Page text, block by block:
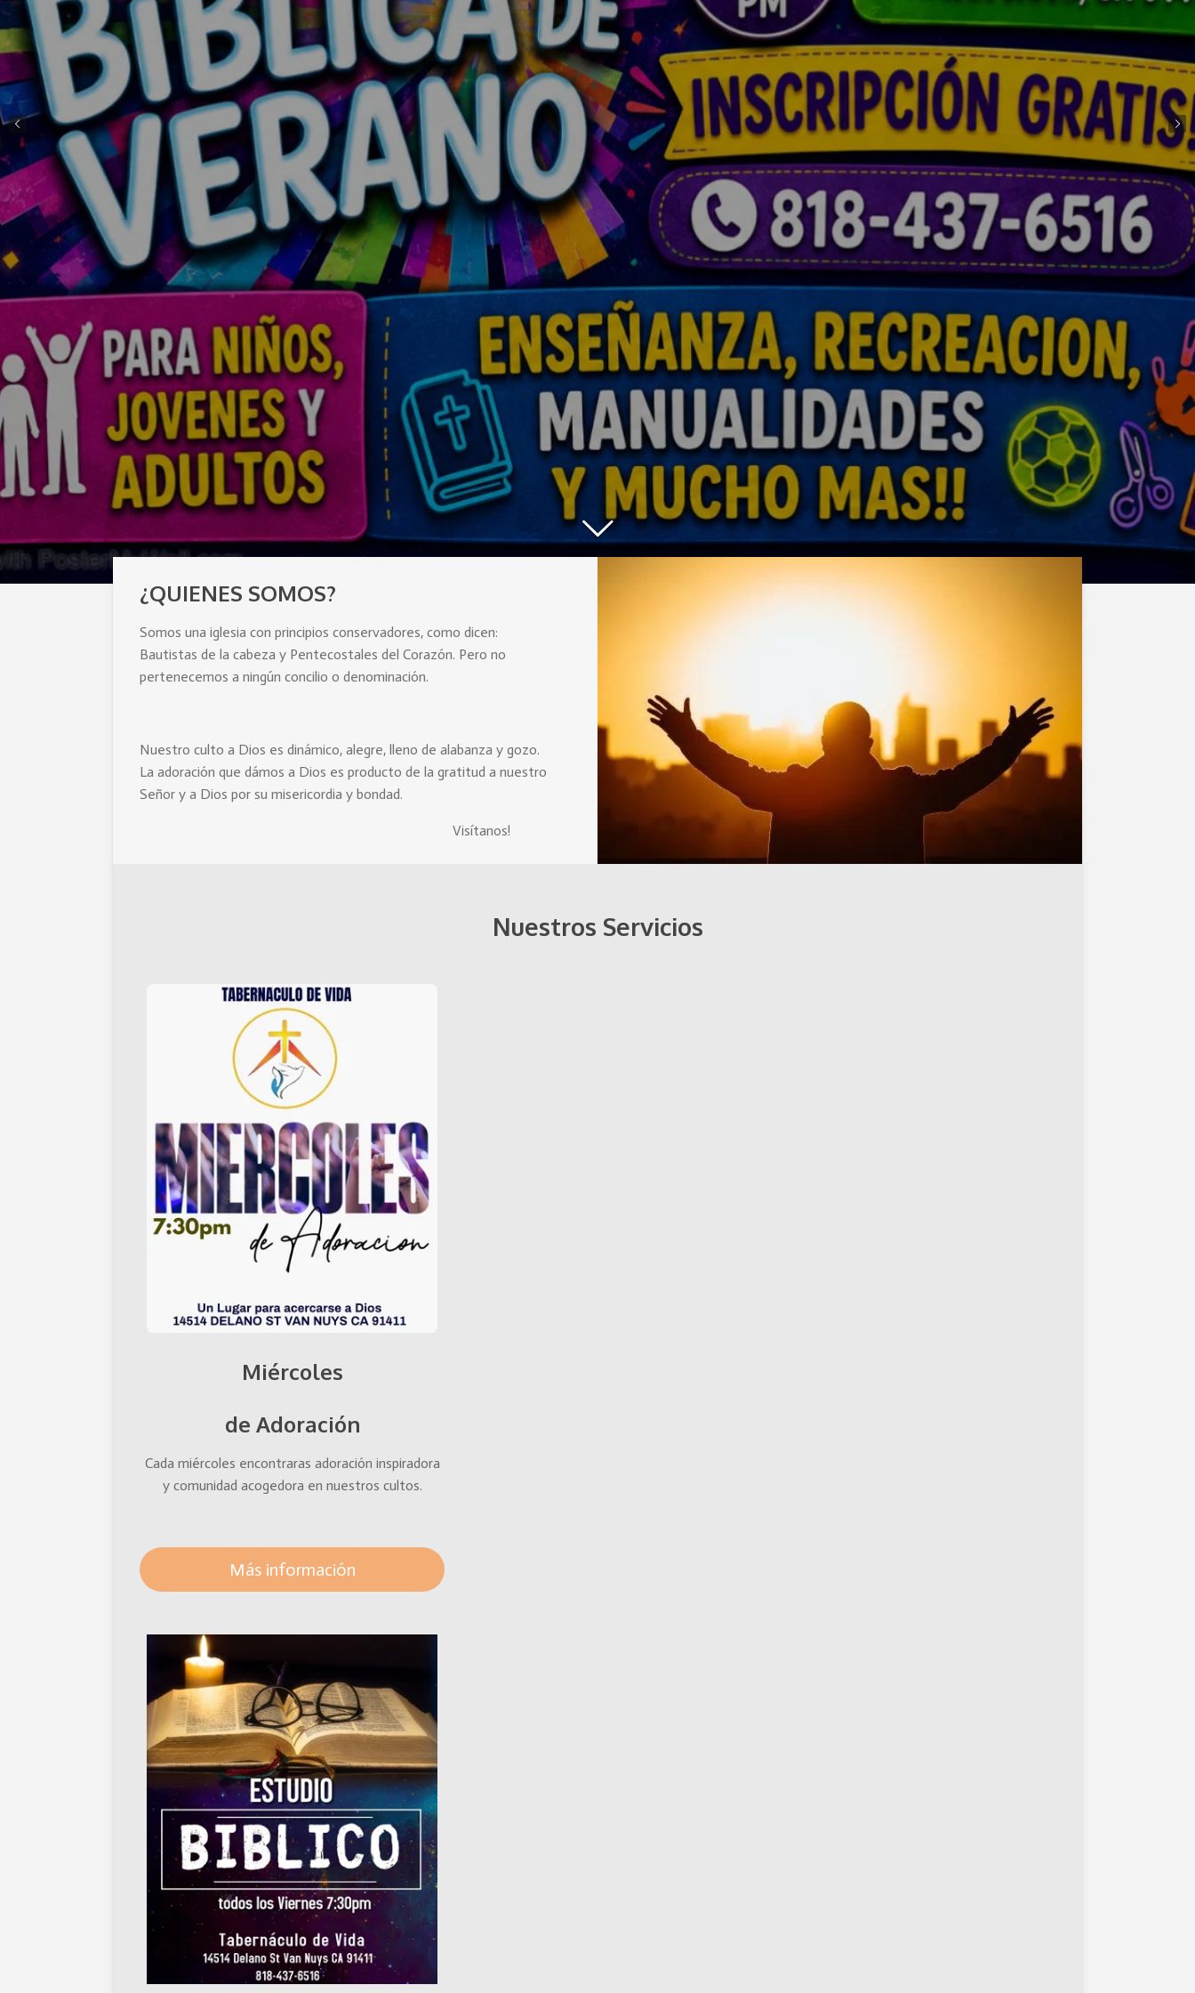
¿QUIENES SOMOS?
Somos una iglesia con principios conservadores, como dicen:
Bautistas de la cabeza y Pentecostales del Corazón. Pero no
pertenecemos a ningún concilio o denominación.
Nuestro culto a Dios es dinámico, alegre, lleno de alabanza y gozo.
La adoración que dámos a Dios es producto de la gratitud a nuestro
Señor y a Dios por su misericordia y bondad.
Visítanos!
Nuestros Servicios
Miércoles
de Adoración
Cada miércoles encontraras adoración inspiradora
y comunidad acogedora en nuestros cultos.
Más información